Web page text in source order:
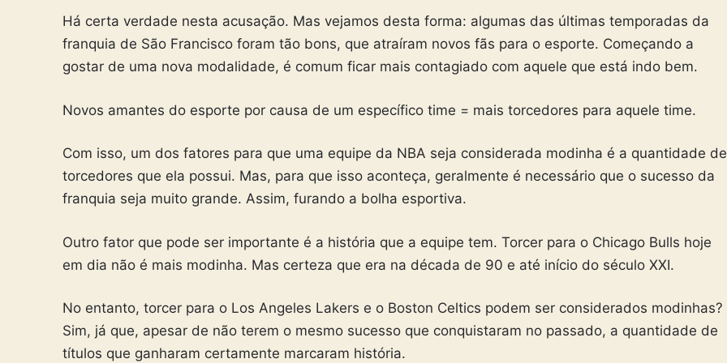
Há certa verdade nesta acusação. Mas vejamos desta forma: algumas das últimas temporadas da
franquia de São Francisco foram tão bons, que atraíram novos fãs para o esporte. Começando a
gostar de uma nova modalidade, é comum ficar mais contagiado com aquele que está indo bem.
Novos amantes do esporte por causa de um específico time = mais torcedores para aquele time.
Com isso, um dos fatores para que uma equipe da NBA seja considerada modinha é a quantidade de
torcedores que ela possui. Mas, para que isso aconteça, geralmente é necessário que o sucesso da
franquia seja muito grande. Assim, furando a bolha esportiva.
Outro fator que pode ser importante é a história que a equipe tem. Torcer para o Chicago Bulls hoje
em dia não é mais modinha. Mas certeza que era na década de 90 e até início do século XXI.
No entanto, torcer para o Los Angeles Lakers e o Boston Celtics podem ser considerados modinhas?
Sim, já que, apesar de não terem o mesmo sucesso que conquistaram no passado, a quantidade de
títulos que ganharam certamente marcaram história.